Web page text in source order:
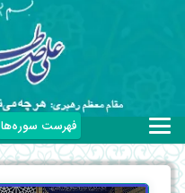
فهرست سوره‌ها